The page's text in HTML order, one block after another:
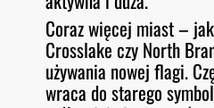
Coraz więcej miast –
Crosslake czy North
używania nowej flagi.
wraca do starego